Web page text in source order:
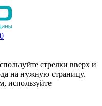
стрелки вверх и
на нужную страницу.
используйте